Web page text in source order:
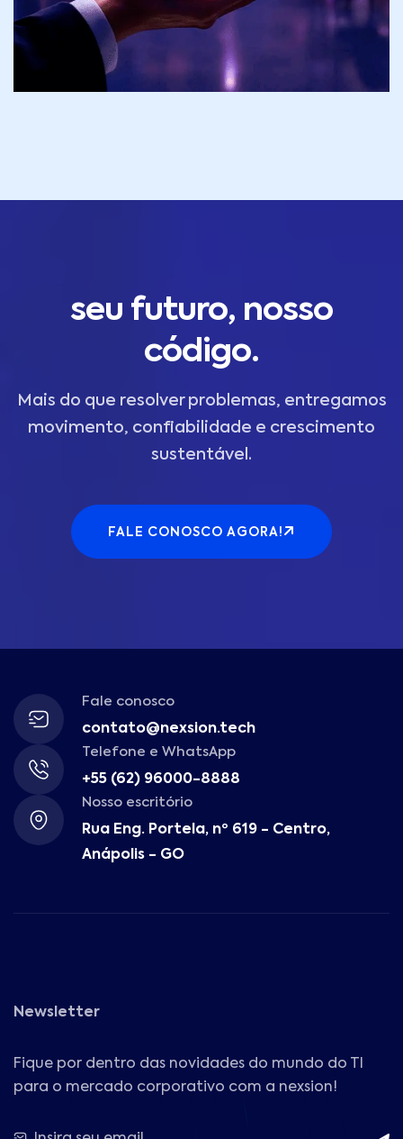
seu futuro, nosso
código.
Mais do que resolver problemas, entregamos
movimento, confiabilidade e crescimento
sustentável.
FALE CONOSCO AGORA!
Fale conosco
contato@nexsion.tech
Telefone e WhatsApp
+55 (62) 96000-8888
Nosso escritório
Rua Eng. Portela, nº 619 - Centro,
Anápolis - GO
Newsletter
Fique por dentro das novidades do mundo do TI
para o mercado corporativo com a nexsion!